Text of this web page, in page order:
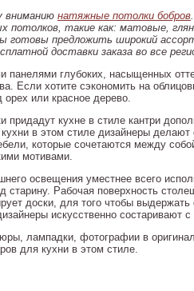
вниманию натяжные потолки бобров
потолков, такие как: матовые,
предложить широкий
доставки заказа во все
панелями глубоких, насыщенных
Если хотите сэкономить на
или красное дерево.
кухне в стиле кантри
в этом стиле дизайнеры делают
которые сочетаются между
мотивами.
освещения уместнее всего
Рабочая поверхность
доски, для того чтобы
искусственно состаривают
лампадки, фотографии в
для кухни в этом стиле.